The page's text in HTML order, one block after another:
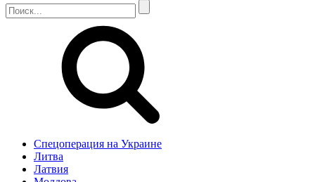
Спецоперация на Украине
Литва
Латвия